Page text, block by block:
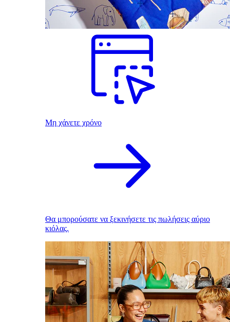
Μη χάνετε χρόνο
Θα μπορούσατε να ξεκινήσετε τις πωλήσεις αύριο
κιόλας.